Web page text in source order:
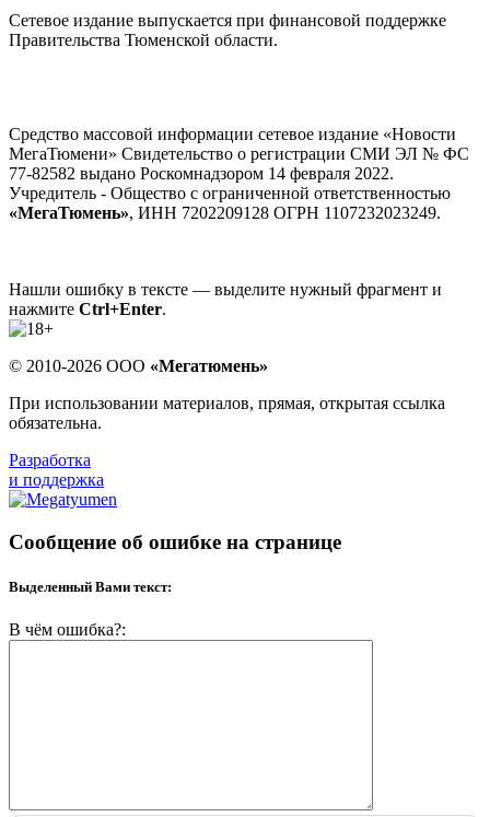
Сетевое издание выпускается при финансовой поддержке
Правительства Тюменской области.
Средство массовой информации сетевое издание «Новости
МегаТюмени» Свидетельство о регистрации СМИ ЭЛ № ФС
77-82582 выдано Роскомнадзором 14 февраля 2022.
Учредитель - Общество с ограниченной ответственностью
«МегаТюмень», ИНН 7202209128 ОГРН 1107232023249.
Нашли ошибку в тексте — выделите нужный фрагмент и
нажмите Ctrl+Enter.
© 2010-2026 ООО «Мегатюмень»
При использовании материалов, прямая, открытая ссылка
обязательна.
Разработка
и поддержка
Сообщение об ошибке на странице
Выделенный Вами текст:
В чём ошибка?: